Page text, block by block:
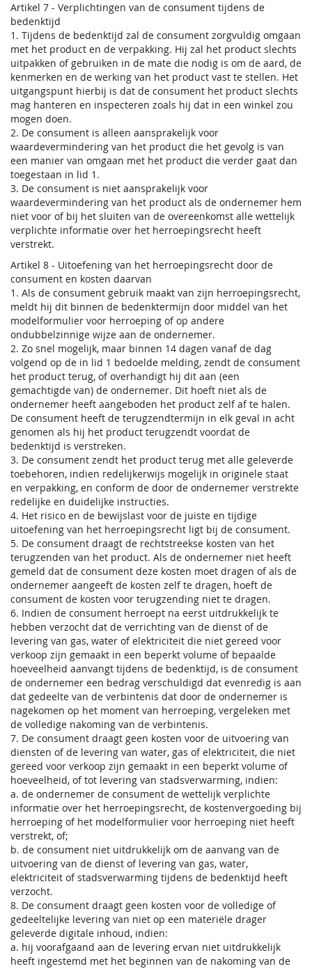
Artikel 7 - Verplichtingen van de consument tijdens de
bedenktijd
1. Tijdens de bedenktijd zal de consument zorgvuldig omgaan
met het product en de verpakking. Hij zal het product slechts
uitpakken of gebruiken in de mate die nodig is om de aard, de
kenmerken en de werking van het product vast te stellen. Het
uitgangspunt hierbij is dat de consument het product slechts
mag hanteren en inspecteren zoals hij dat in een winkel zou
mogen doen.
2. De consument is alleen aansprakelijk voor
waardevermindering van het product die het gevolg is van
een manier van omgaan met het product die verder gaat dan
toegestaan in lid 1.
3. De consument is niet aansprakelijk voor
waardevermindering van het product als de ondernemer hem
niet voor of bij het sluiten van de overeenkomst alle wettelijk
verplichte informatie over het herroepingsrecht heeft
verstrekt.
Artikel 8 - Uitoefening van het herroepingsrecht door de
consument en kosten daarvan
1. Als de consument gebruik maakt van zijn herroepingsrecht,
meldt hij dit binnen de bedenktermijn door middel van het
modelformulier voor herroeping of op andere
ondubbelzinnige wijze aan de ondernemer.
2. Zo snel mogelijk, maar binnen 14 dagen vanaf de dag
volgend op de in lid 1 bedoelde melding, zendt de consument
het product terug, of overhandigt hij dit aan (een
gemachtigde van) de ondernemer. Dit hoeft niet als de
ondernemer heeft aangeboden het product zelf af te halen.
De consument heeft de terugzendtermijn in elk geval in acht
genomen als hij het product terugzendt voordat de
bedenktijd is verstreken.
3. De consument zendt het product terug met alle geleverde
toebehoren, indien redelijkerwijs mogelijk in originele staat
en verpakking, en conform de door de ondernemer verstrekte
redelijke en duidelijke instructies.
4. Het risico en de bewijslast voor de juiste en tijdige
uitoefening van het herroepingsrecht ligt bij de consument.
5. De consument draagt de rechtstreekse kosten van het
terugzenden van het product. Als de ondernemer niet heeft
gemeld dat de consument deze kosten moet dragen of als de
ondernemer aangeeft de kosten zelf te dragen, hoeft de
consument de kosten voor terugzending niet te dragen.
6. Indien de consument herroept na eerst uitdrukkelijk te
hebben verzocht dat de verrichting van de dienst of de
levering van gas, water of elektriciteit die niet gereed voor
verkoop zijn gemaakt in een beperkt volume of bepaalde
hoeveelheid aanvangt tijdens de bedenktijd, is de consument
de ondernemer een bedrag verschuldigd dat evenredig is aan
dat gedeelte van de verbintenis dat door de ondernemer is
nagekomen op het moment van herroeping, vergeleken met
de volledige nakoming van de verbintenis.
7. De consument draagt geen kosten voor de uitvoering van
diensten of de levering van water, gas of elektriciteit, die niet
gereed voor verkoop zijn gemaakt in een beperkt volume of
hoeveelheid, of tot levering van stadsverwarming, indien:
a. de ondernemer de consument de wettelijk verplichte
informatie over het herroepingsrecht, de kostenvergoeding bij
herroeping of het modelformulier voor herroeping niet heeft
verstrekt, of;
b. de consument niet uitdrukkelijk om de aanvang van de
uitvoering van de dienst of levering van gas, water,
elektriciteit of stadsverwarming tijdens de bedenktijd heeft
verzocht.
8. De consument draagt geen kosten voor de volledige of
gedeeltelijke levering van niet op een materiële drager
geleverde digitale inhoud, indien:
a. hij voorafgaand aan de levering ervan niet uitdrukkelijk
heeft ingestemd met het beginnen van de nakoming van de